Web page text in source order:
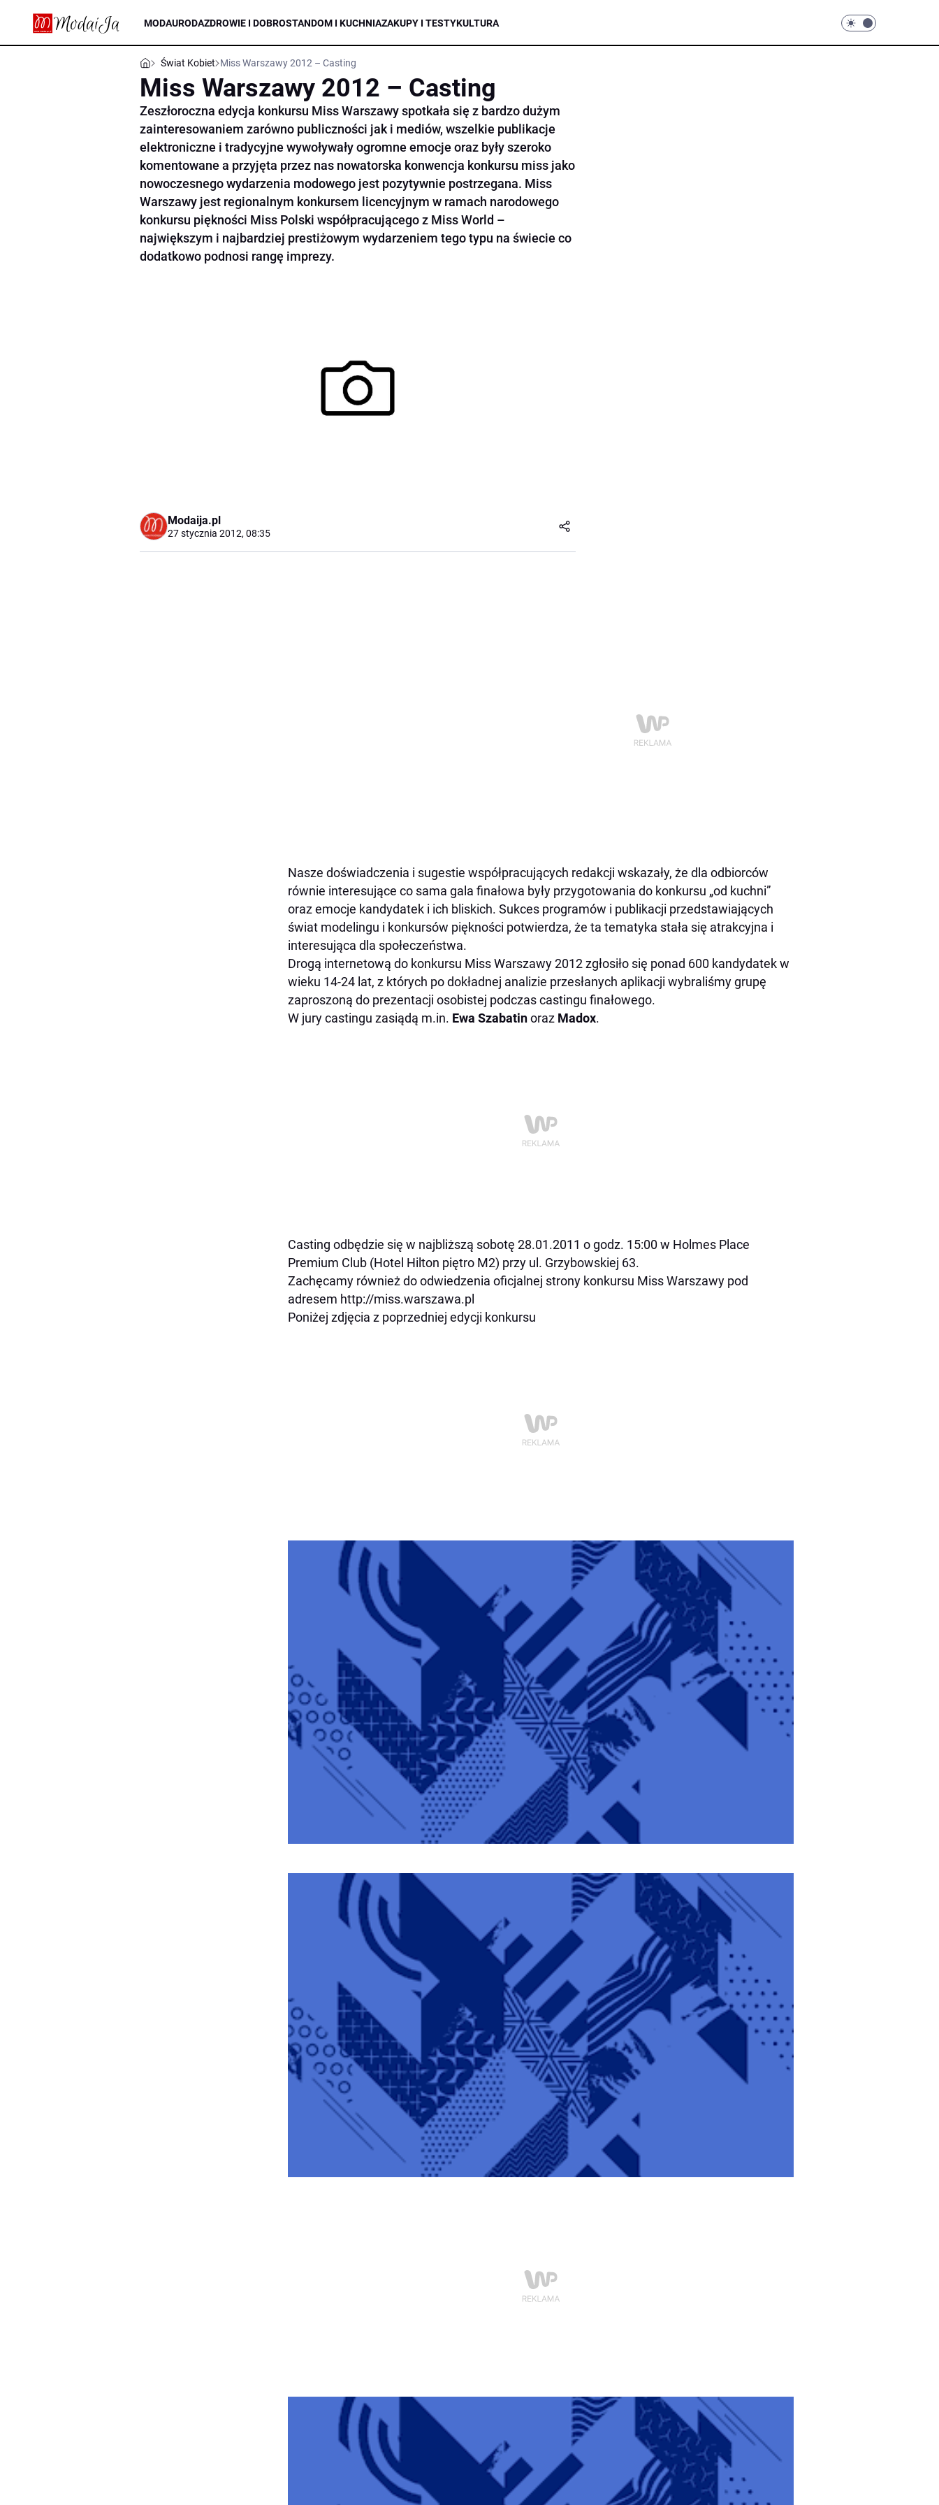
MODAURODAZDROWIE I DOBROSTANDOM I KUCHNIAZAKUPY I TESTYKULTURA
Świat Kobiet Miss Warszawy 2012 – Casting
Miss Warszawy 2012 – Casting
Zeszłoroczna edycja konkursu Miss Warszawy spotkała się z bardzo dużym
zainteresowaniem zarówno publiczności jak i mediów, wszelkie publikacje
elektroniczne i tradycyjne wywoływały ogromne emocje oraz były szeroko
komentowane a przyjęta przez nas nowatorska konwencja konkursu miss jako
nowoczesnego wydarzenia modowego jest pozytywnie postrzegana. Miss
Warszawy jest regionalnym konkursem licencyjnym w ramach narodowego
konkursu piękności Miss Polski współpracującego z Miss World –
największym i najbardziej prestiżowym wydarzeniem tego typu na świecie co
dodatkowo podnosi rangę imprezy.
Modaija.pl
27 stycznia 2012, 08:35
Nasze doświadczenia i sugestie współpracujących redakcji wskazały, że dla odbiorców
równie interesujące co sama gala finałowa były przygotowania do konkursu „od kuchni”
oraz emocje kandydatek i ich bliskich. Sukces programów i publikacji przedstawiających
świat modelingu i konkursów piękności potwierdza, że ta tematyka stała się atrakcyjna i
interesująca dla społeczeństwa.
Drogą internetową do konkursu Miss Warszawy 2012 zgłosiło się ponad 600 kandydatek w
wieku 14-24 lat, z których po dokładnej analizie przesłanych aplikacji wybraliśmy grupę
zaproszoną do prezentacji osobistej podczas castingu finałowego.
W jury castingu zasiądą m.in. Ewa Szabatinoraz Madox.
Casting odbędzie się w najbliższą sobotę 28.01.2011 o godz. 15:00 w Holmes Place
Premium Club (Hotel Hilton piętro M2) przy ul. Grzybowskiej 63.
Zachęcamy również do odwiedzenia oficjalnej strony konkursu Miss Warszawy pod
adresem http://miss.warszawa.pl
Poniżej zdjęcia z poprzedniej edycji konkursu